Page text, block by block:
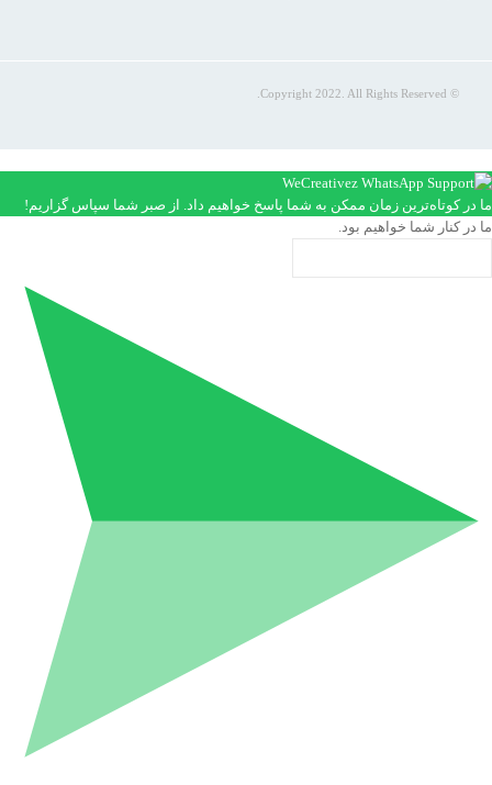
© Copyright 2022. All Rights Reserved.
ما در کوتاه‌ترین زمان ممکن به شما پاسخ خواهیم داد. از صبر شما سپاس گزاریم!
ما در کنار شما خواهیم بود.